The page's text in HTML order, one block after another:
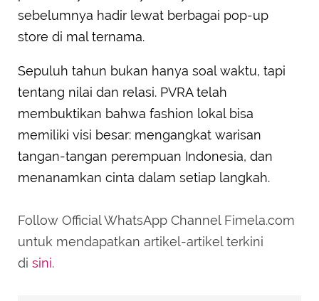
sebelumnya hadir lewat berbagai pop-up
store di mal ternama.
Sepuluh tahun bukan hanya soal waktu, tapi
tentang nilai dan relasi. PVRA telah
membuktikan bahwa fashion lokal bisa
memiliki visi besar: mengangkat warisan
tangan-tangan perempuan Indonesia, dan
menanamkan cinta dalam setiap langkah.
Follow Official WhatsApp Channel Fimela.com
untuk mendapatkan artikel-artikel terkini
di sini.